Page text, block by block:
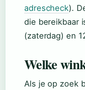
adrescheck).
die bereikbaar
(zaterdag) en
Welke
Als je op zoek